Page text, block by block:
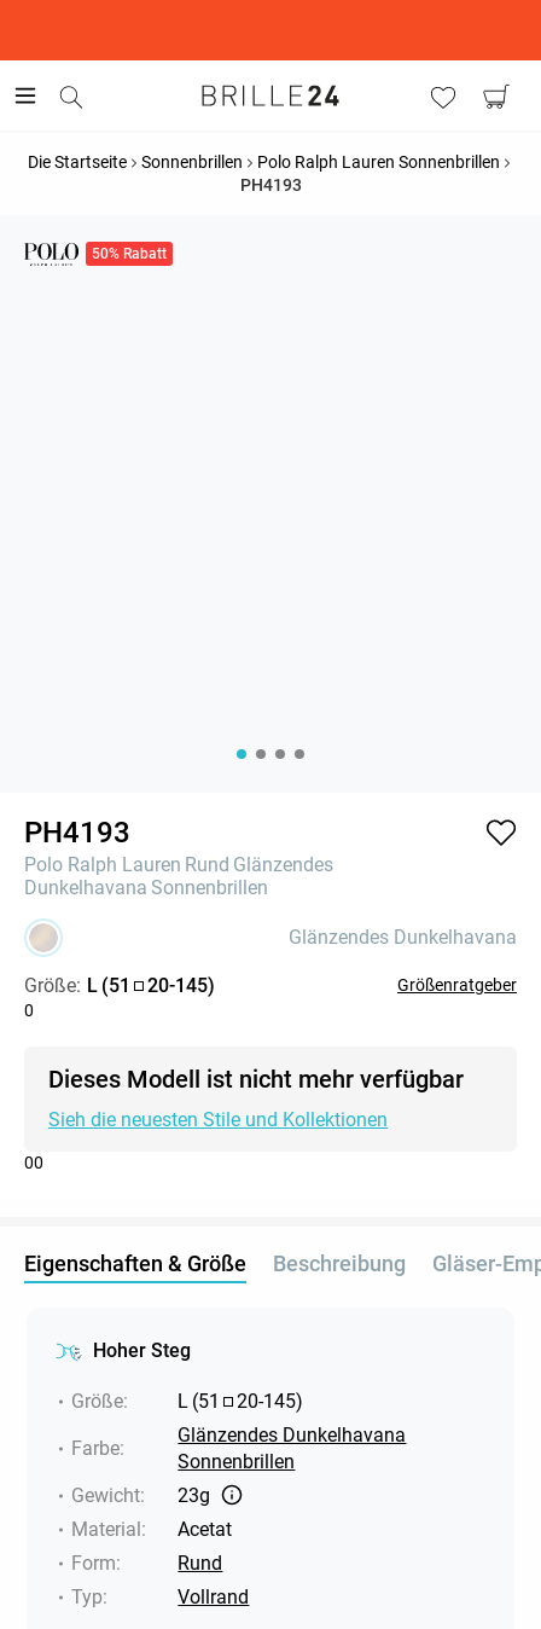
Die Startseite Sonnenbrillen
Polo Ralph Lauren Sonnenbrillen
PH4193
50% Rabatt
PH4193
Polo Ralph Lauren Rund Glänzendes
Dunkelhavana Sonnenbrillen
Glänzendes Dunkelhavana
Größe: L (51 20-145)
Größenratgeber
0
Dieses Modell ist nicht mehr verfügbar
Sieh die neuesten Stile und Kollektionen
00
Eigenschaften & Größe Beschreibung Gläser-
Hoher Steg
Größe: L (51 20-145)
Farbe:
Glänzendes Dunkelhavana
Sonnenbrillen
Gewicht:
23g
Material:
Acetat
Form:
Rund
Typ: Vollrand